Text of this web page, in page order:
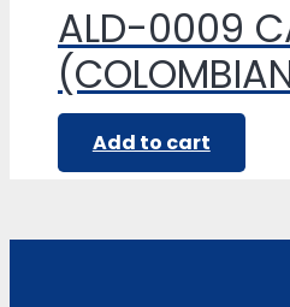
ALD-0009
Add to cart